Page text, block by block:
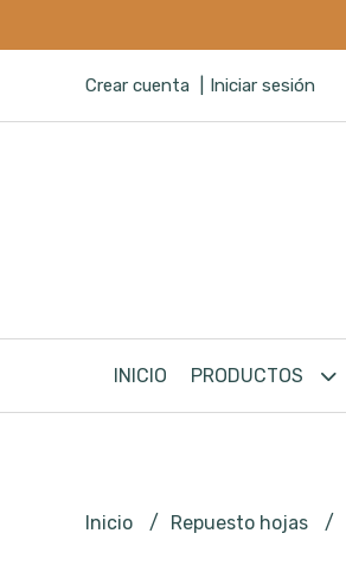
Crear cuenta Iniciar sesión
INICIO PRODUCTOS
Inicio Repuesto hojas